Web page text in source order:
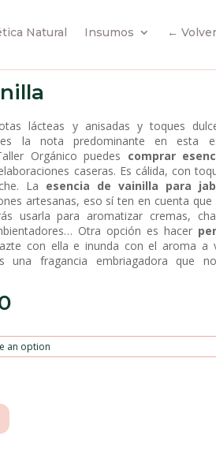
Natural Insumos ← Volver
lácteas y anisadas y toques
la nota predominante en esta
Orgánico puedes comprar
caseras. Es cálida, con
La esencia de vainilla para
artesanas, eso sí ten en cuenta que
usarla para aromatizar cremas,
Otra opción es hacer
con ella e inunda con el aroma a
una fragancia embriagadora que